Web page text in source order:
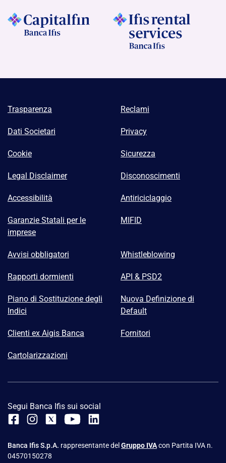
Trasparenza Reclami
Dati Societari Privacy
Cookie Sicurezza
Legal Disclaimer Disconoscimenti
Accessibilità Antiriciclaggio
Garanzie Statali per le
imprese
MIFID
Avvisi obbligatori Whistleblowing
Rapporti dormienti API & PSD2
Piano di Sostituzione degli
Indici
Nuova Definizione di
Default
Clienti ex Aigis Banca Fornitori
Cartolarizzazioni
Segui Banca Ifis sui social
Banca Ifis S.p.A. rappresentante del Gruppo IVAcon Partita IVA n.
04570150278